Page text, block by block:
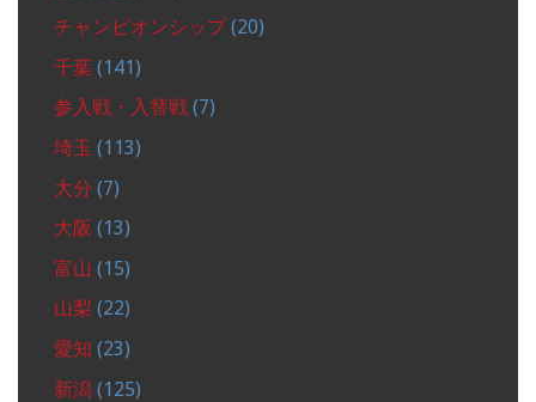
チャンピオンシップ(20)
千葉 (141)
参入戦・入替戦 (7)
埼玉 (113)
大分 (7)
大阪 (13)
富山 (15)
山梨 (22)
愛知 (23)
新潟 (125)